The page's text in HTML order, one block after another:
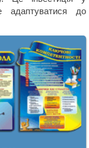
адаптуватися до